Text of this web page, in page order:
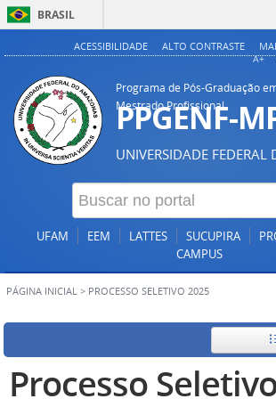
BRASIL
Acesso
ACESSIBILIDADE ALTO CONTRASTE
A+
Programa de Pós-Graduação
Mestrado Profissional
PPGENF-
UNIVERSIDADE
UFAM EEM LATTES SUCUPIRA
CAMPUS
PÁGINA INICIAL > PROCESSO SELETIVO 2025
Processo